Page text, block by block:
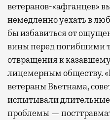
ветеранов-«афганцев»
немедленно уехать в
бы избавиться от
вины перед погибшими
отвращения к
лицемерным обществу.
ветераны Вьетнама,
испытывали
проблемы —